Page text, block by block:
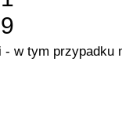
- w tym